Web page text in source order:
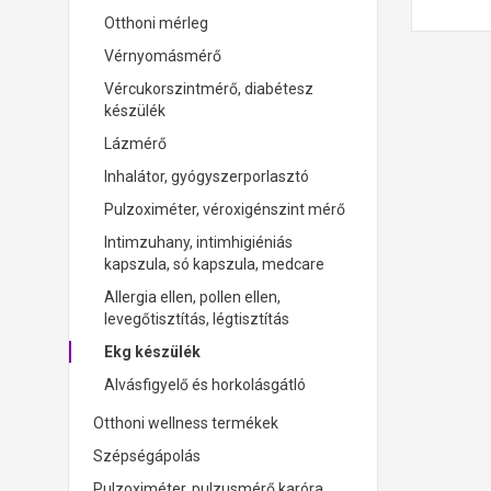
Otthoni mérleg
Vérnyomásmérő
Vércukorszintmérő, diabétesz
készülék
Lázmérő
Inhalátor, gyógyszerporlasztó
Pulzoximéter, véroxigénszint mérő
Intimzuhany, intimhigiéniás
kapszula, só kapszula, medcare
Allergia ellen, pollen ellen,
levegőtisztítás, légtisztítás
Ekg készülék
Alvásfigyelő és horkolásgátló
Otthoni wellness termékek
Szépségápolás